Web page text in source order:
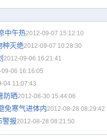
中午热2012-09-07 15:12:10
种灭绝2012-09-07 10:28:30
2012-09-06 16:21:41
06 16:16:05
04 11:07:43
防晒2012-08-30 15:44:06
免寒气进体内2012-08-28 08:29:42
警报2012-08-28 08:21:50